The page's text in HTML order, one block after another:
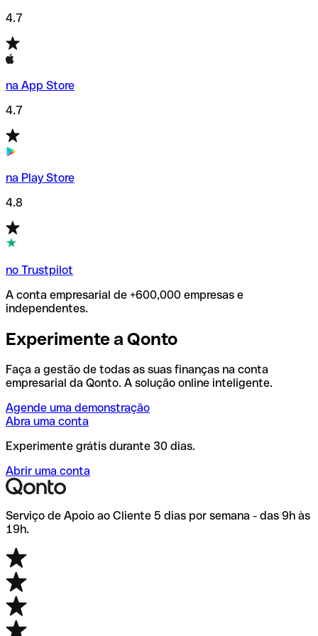
4.7
na App Store
4.7
na Play Store
4.8
no Trustpilot
A conta empresarial de +600,000 empresas e
independentes.
Experimente a Qonto
Faça a gestão de todas as suas finanças na conta
empresarial da Qonto. A solução online inteligente.
Agende uma demonstração
Abra uma conta
Experimente grátis durante 30 dias.
Abrir uma conta
Serviço de Apoio ao Cliente 5 dias por semana - das 9h às
19h.